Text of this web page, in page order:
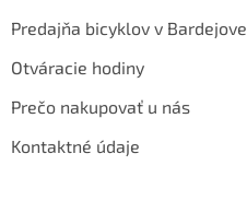
Predajňa bicyklov v Bardejove
Otváracie hodiny
Prečo nakupovať u nás
Kontaktné údaje